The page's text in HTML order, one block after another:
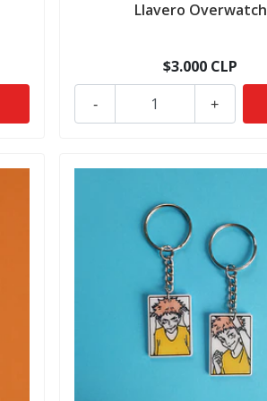
Llavero Overwatch
$3.000 CLP
+
-